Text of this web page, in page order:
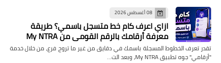
08 أغسطس 2026
ازاي اعرف كام خط متسجل باسمي؟ طريقة
معرفة أرقامك بالرقم القومي من My NTRA
تقدر تعرف الخطوط المسجلة باسمك في دقايق من غير ما تروح فرع، من خلال خدمة
"أرقامي" جوه تطبيق My NTRA، وبعد الت…